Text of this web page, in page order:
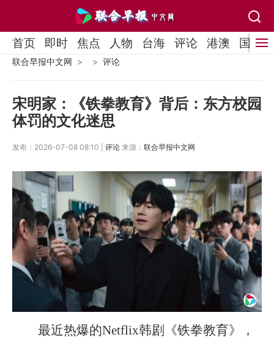
首页 即时 焦点 人物 台海 评论 港澳 国际
联合早报中文网 评论
宋明家：《铁拳教育》背后：东方校园
体罚的文化迷思
发布：2026-07-08 08:10 | 评论 来源： 联合早报中文网
最近热爆的Netflix韩剧《铁拳教育》，